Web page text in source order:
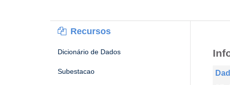
Recursos
Dicionário de Dados
Subestacao